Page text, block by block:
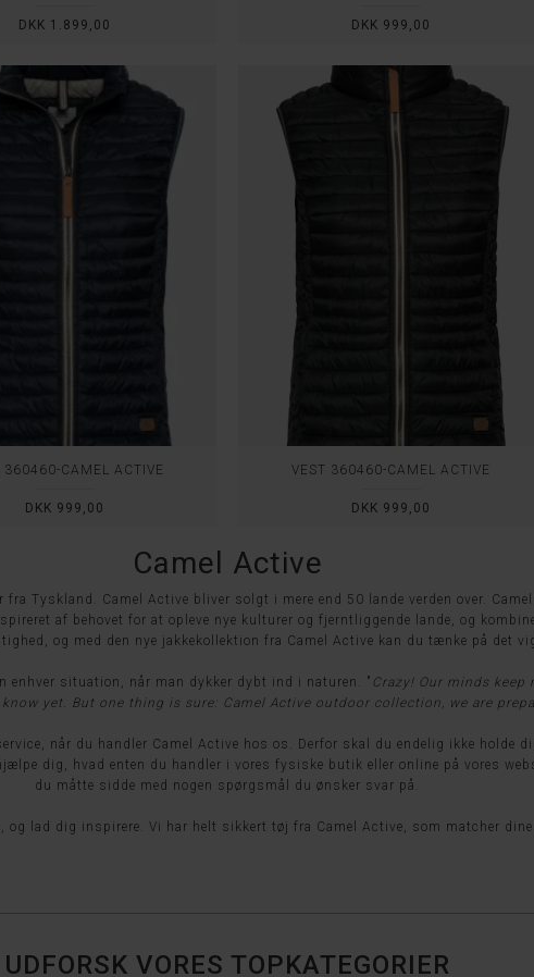
DKK 1.899,00 DKK 999,00
360460-CAMEL ACTIVE
DKK 999,00
VEST 360460-CAMEL ACTIVE
DKK 999,00
Camel Active
Tyskland. Camel Active bliver solgt i mere end 50 lande verden over.
af behovet for at opleve nye kulturer og fjerntliggende lande, og
og med den nye jakkekollektion fra Camel Active kan du tænke på det
enhver situation, når man dykker dybt ind i naturen. " Crazy! Our minds keep
know yet. But one thing is sure: Camel Active outdoor collection, we are
når du handler Camel Active hos os. Derfor skal du endelig ikke holde
dig, hvad enten du handler i vores fysiske butik eller online på vores
du måtte sidde med nogen spørgsmål du ønsker svar på.
, og lad dig inspirere. Vi har helt sikkert tøj fra Camel Active, som matcher
UDFORSK VORES TOPKATEGORIER